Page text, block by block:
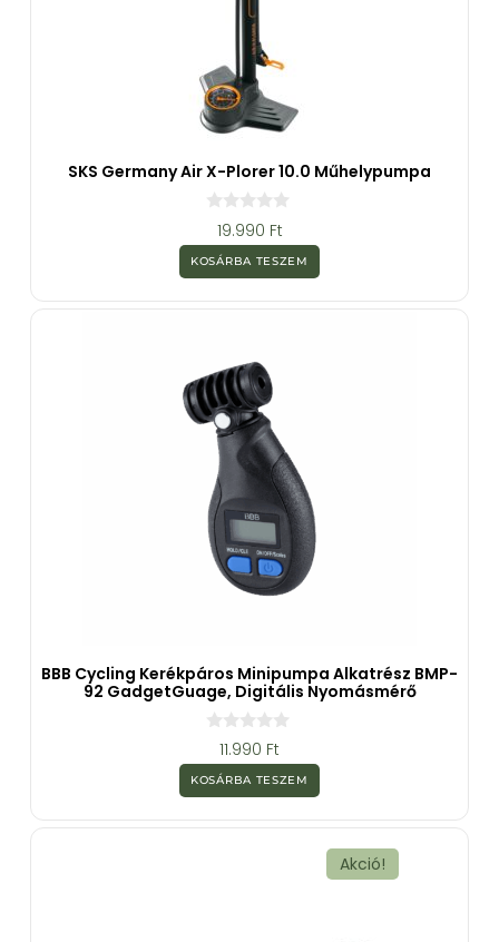
SKS Germany Air X-Plorer 10.0 Műhelypumpa
z
5
b
19.990 Ft
KOSÁRBA TESZEM
BBB Cycling Kerékpáros Minipumpa Alkatrész BMP-
92 GadgetGuage, Digitális Nyomásmérő
z
5
b
11.990 Ft
KOSÁRBA TESZEM
Akció!